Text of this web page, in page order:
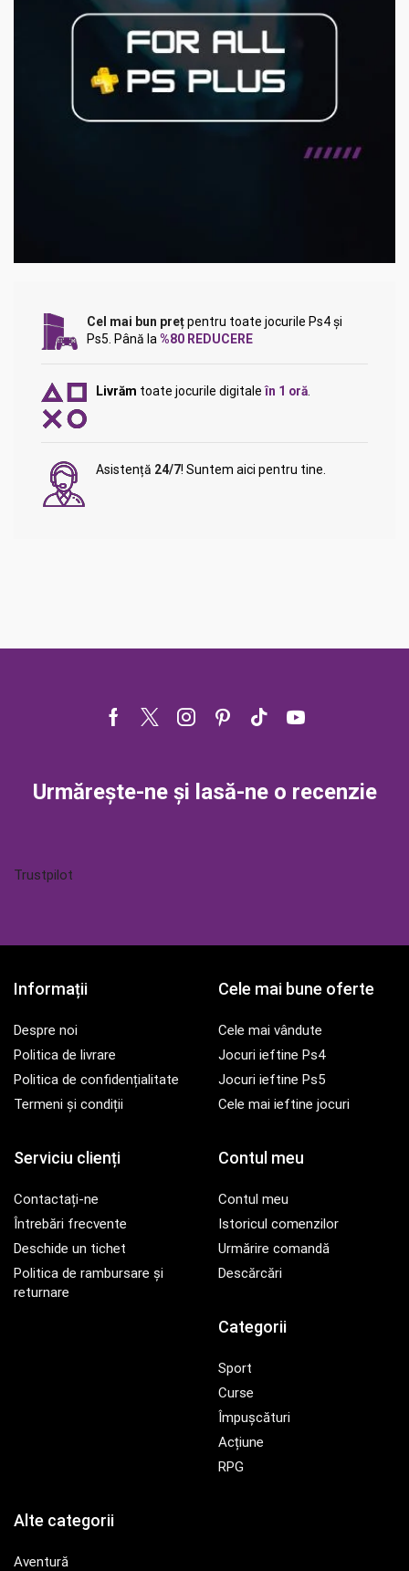
Cel mai bun prețpentru toate jocurile Ps4 și
Ps5. Până la %80 REDUCERE
Livrăm toate jocurile digitaleîn 1 oră
Asistență 24/7! Suntem aici pentru tine.
Facebook
TwitterInstagram
Pinterest
Tik- Youtube
Urmărește-ne și lasă-ne o recenzie
Trustpilot
Informații
Despre noi
Politica de livrare
Politica de confidențialitate
Termeni și condiții
Cele mai bune oferte
Cele mai vândute
Jocuri ieftine Ps4
Jocuri ieftine Ps5
Cele mai ieftine jocuri
Serviciu clienți
Contactați-ne
Întrebări frecvente
Deschide un tichet
Politica de rambursare și
returnare
Contul meu
Contul meu
Istoricul comenzilor
Urmărire comandă
Descărcări
Categorii
Sport
Curse
Împușcături
Acțiune
RPG
Alte categorii
Aventură